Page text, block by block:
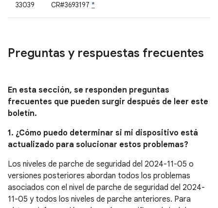
33039
CR#3693197 *
Preguntas y respuestas frecuentes
En esta sección, se responden preguntas
frecuentes que pueden surgir después de leer este
boletín.
1. ¿Cómo puedo determinar si mi dispositivo está
actualizado para solucionar estos problemas?
Los niveles de parche de seguridad del 2024-11-05 o
versiones posteriores abordan todos los problemas
asociados con el nivel de parche de seguridad del 2024-
11-05 y todos los niveles de parche anteriores. Para